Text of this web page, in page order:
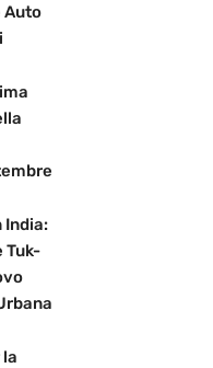
Auto
India:
Tuk-